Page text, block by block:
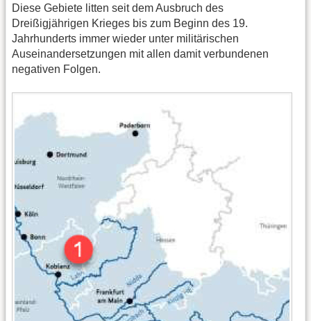
Diese Gebiete litten seit dem Ausbruch des
Dreißigjährigen Krieges bis zum Beginn des 19.
Jahrhunderts immer wieder unter militärischen
Auseinandersetzungen mit allen damit verbundenen
negativen Folgen.